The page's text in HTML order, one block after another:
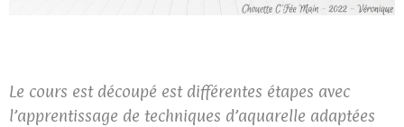
Le cours est découpé est différentes étapes avec
l’apprentissage de techniques d’aquarelle adaptées